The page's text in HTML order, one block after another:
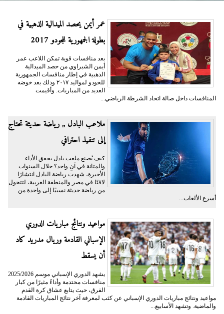
عمر أيمن يحصد الميدالية الذهبية في
بطولة الجمهورية للجودو 2017
بعد منافسات قوية تمكن اللاعب عمر
أيمن الشبراوي من حصد الميدالية
الذهبية في إطار منافسات الجمهورية
للحودو لمواليد ٢٠١٧ وذلك بعد خوضه
العديد من المباريات. وأقيمت
المنافسات داخل صالة اتحاد الشرطة الرياضي...
ملاعب البادل ,, رياضة حديثة تحتاج
إلى تنفيذ احترافي
كيف يُصنع ملعب بادل يحقق الأداء
والمتانة في آنٍ واحد؟ خلال السنوات
الأخيرة، شهدت رياضة البادل انتشارًا
لافتًا في مصر والمنطقة العربية، لتتحول
من رياضة حديثة نسبيًا إلى واحدة من
أسرع الألعاب...
مواعيد ونتائج مباريات الدوري
الإسباني القادمة وريال مدريد كاد
أن يسقط
يشهد الدوري الإسباني موسم 2025/2026
منافسات محتدمة وأداءً مثيرًا من كبار
الفرق، حيث يتابع عشاق كرة القدم
مواعيد ونتائج مباريات الدوري الإسباني عن كثب لمعرفة آخر نتائج المباريات القادمة
والماضية. وتشهد الأسابيع...